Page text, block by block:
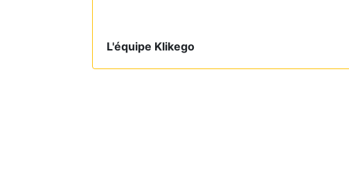
L'équipe Klikego